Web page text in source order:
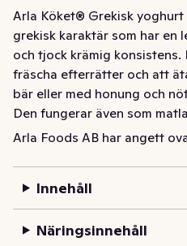
Arla Köket® Grekisk
grekisk karaktär som har en
och tjock krämig konsistens.
fräscha efterrätter och att
bär eller med honung och
Den fungerar även som
och såser, gärna i
blågula gräddkannan
grädde.
grekisk karaktär som har en
Arla Foods AB har angett
Innehåll
Näringsinnehåll